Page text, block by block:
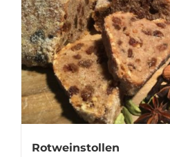
Rotweinstollen